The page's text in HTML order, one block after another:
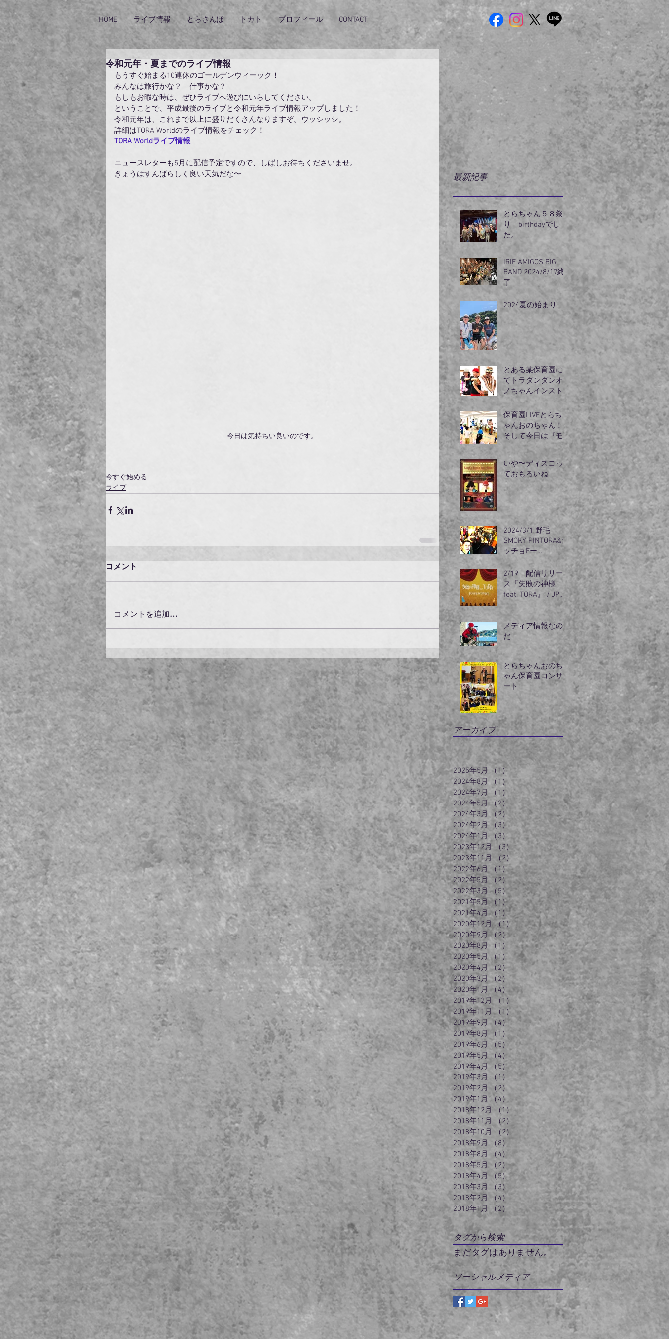
HOME ライブ情報 とらさんぽ トカト プロフィール CONTACT
令和元年・夏までのライブ情報
もうすぐ始まる10連休のゴールデンウィーック！
みんなは旅行かな？　仕事かな？
もしもお暇な時は、ぜひライブへ遊びにいらしてください。
ということで、平成最後のライブと令和元年ライブ情報アップしました！
令和元年は、これまで以上に盛りだくさんなりますぞ。ウッシッシ。
詳細はTORA Worldのライブ情報をチェック！
TORA Worldライブ情報
ニュースレターも5月に配信予定ですので、しばしお待ちくださいませ。
きょうはすんばらしく良い天気だな〜
今日は気持ちい良いのです。
今すぐ始める
ライブ
コメント
コメントを追加…
最新記事
とらちゃん５８祭
り birthdayでし
た。
IRIE AMIGOS BIG
BAND 2024/8/17終
了
2024夏の始まり
とある某保育園に
てトラダンダンオ
ノちゃんインスト
ラクターモリズム
のライブ
保育園LIVEとらち
ゃんおのちゃん！
そして今日は『モ
リズム』出動
いや〜ディスコっ
ておもろいね
2024/3/1 野毛
SMOKY PINTORA&カ
ッチョEー
guest（オノちゃ
ん）登場
2/19 配信リリー
ス『失敗の神様
feat. TORA』 / JP
Funk
メディア情報なの
だ
とらちゃんおのち
ゃん保育園コンサ
ート
アーカイブ
2025年5月 （1）
1件の記事
2024年8月
（1） 1件の記事
2024年7月
（1）
1件の記事
2024年5月
（2）
2件の記事
2024年3月
（2）
2件の記事
2024年2月
（3）3件の記事
2024年1月
（3）
3件の記事
2023年12月 （3）
3件の記事
2023年11月
（2）
2件の記事
2022年6月
（1） 1件の記事
2022年5月 （2）
2件の記事
2022年3月 （5）5件の記事
2021年5月 （1） 1件の記事
2021年4月 （1）1件の記事
2020年12月 （1） 1件の記事
2020年9月 （2）2件の記事
2020年8月
（1）
1件の記事
2020年5月
（1）
1件の記事
2020年4月 （2）2件の記事
2020年3月 （2） 2件の記事
2020年1月 （4）4件の記事
2019年12月
（1）
1件の記事
2019年11月 （1）
1件の記事
2019年9月 （4）4件の記事
2019年8月
（1）
1件の記事
2019年6月
（5） 5件の記事
2019年5月 （4）
4件の記事
2019年4月
（5）5件の記事
2019年3月
（1）
1件の記事
2019年2月
（2） 2件の記事
2019年1月 （4） 4件の記事
2018年12月
（1）
1件の記事
2018年11月
（2）
2件の記事
2018年10月
（2）
2018年9月
（8）
8件の記事
2018年8月
（4）
4件の記事
2018年5月 （2）2件の記事
2018年4月
（5）5件の記事
2018年3月
（3）
3件の記事
2018年2月
（4）
4件の記事
2018年1月
（2） 2件の記事
タグから検索
まだタグはありません。
ソーシャルメディア